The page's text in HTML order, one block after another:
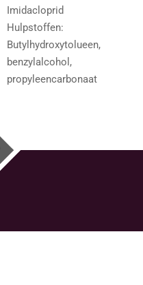
Imidacloprid
Hulpstoffen:
Butylhydroxytolueen,
benzylalcohol,
propyleencarbonaat